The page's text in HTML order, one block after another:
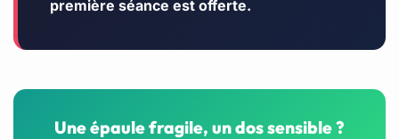
première séance est offerte.
Une épaule fragile, un dos sensible ?